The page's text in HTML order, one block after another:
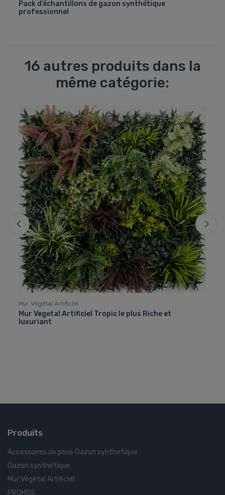
Pack d’échantillons de gazon synthétique
professionnel
16 autres produits dans la
même catégorie:
Mur Végétal Artificiel
Mur Vegetal Artificiel Tropic le plus Riche et
luxuriant
Produits
Accessoires de pose Gazon synthetique
Gazon synthétique
Mur Végétal Artificiel
PROMOS